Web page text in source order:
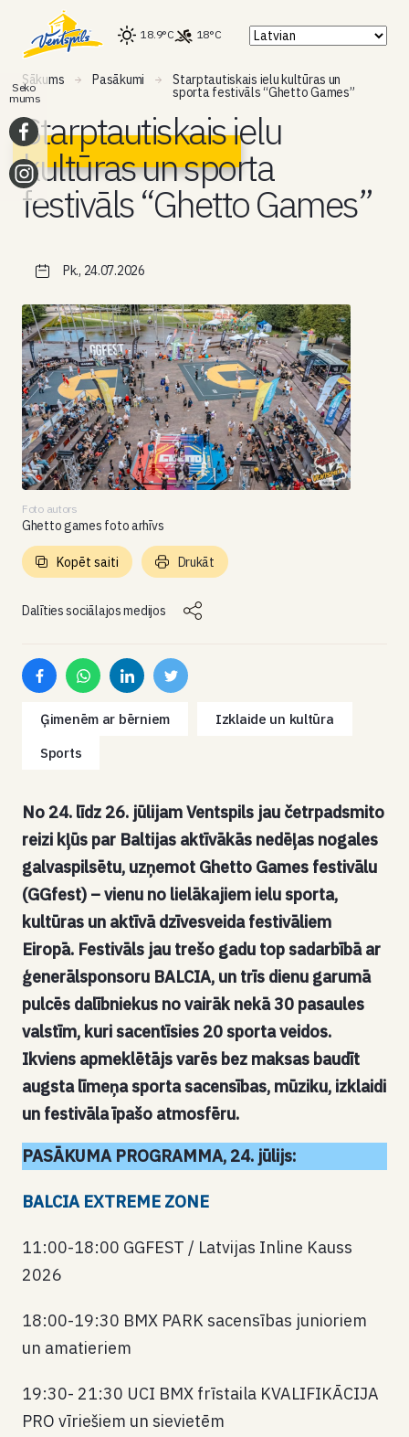
18.9°C 18°C
Sākums Pasākumi Starptautiskais ielu kultūras un
sporta festivāls “Ghetto Games”
Starptautiskais ielu
kultūras un sporta
festivāls “Ghetto Games”
Pk., 24.07.2026
Foto autors
Ghetto games foto arhīvs
Dalīties sociālajos medijos
Kopēt saiti Drukāt
Ģimenēm ar bērniem
Izklaide un kultūra
Sports
No 24. līdz 26. jūlijam Ventspils jau četrpadsmito
reizi kļūs par Baltijas aktīvākās nedēļas nogales
galvaspilsētu, uzņemot Ghetto Games festivālu
(GGfest) – vienu no lielākajiem ielu sporta,
kultūras un aktīvā dzīvesveida festivāliem
Eiropā. Festivāls jau trešo gadu top sadarbībā ar
ģenerālsponsoru BALCIA, un trīs dienu garumā
pulcēs dalībniekus no vairāk nekā 30 pasaules
valstīm, kuri sacentīsies 20 sporta veidos.
Ikviens apmeklētājs varēs bez maksas baudīt
augsta līmeņa sporta sacensības, mūziku, izklaidi
un festivāla īpašo atmosfēru.
PASĀKUMA PROGRAMMA, 24. jūlijs:
BALCIA EXTREME ZONE
11:00-18:00 GGFEST / Latvijas Inline Kauss
2026
18:00-19:30 BMX PARK sacensības junioriem
un amatieriem
19:30- 21:30 UCI BMX frīstaila KVALIFIKĀCIJA
PRO vīriešiem un sievietēm
Seko
mums